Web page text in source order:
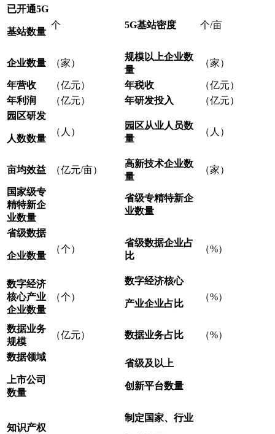
已开通5G
基站数量
个 5G基站密度 个/亩
企业数量 （家）
规模以上企业数
量
（家）
年营收 （亿元） 年税收
（亿元）
年利润
（亿元） 年研发投入
（亿元）
园区研发
人数数量
（人）
园区从业人员数
量
（人）
亩均效益 （亿元/亩）
高新技术企业数
量
（家）
国家级专
精特新企
业数量
省级专精特新企
业数量
省级数据
企业数量
（个）
省级数据企业占
比
（%）
数字经济
核心产业
企业数量
（个）
数字经济核心
产业企业占比
（%）
数据业务
规模
（亿元） 数据业务占比 （%）
数据领域
上市公司
数量
省级及以上
创新平台数量
知识产权
制定国家、行业